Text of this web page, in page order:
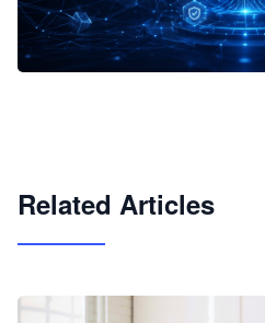
Related Articles